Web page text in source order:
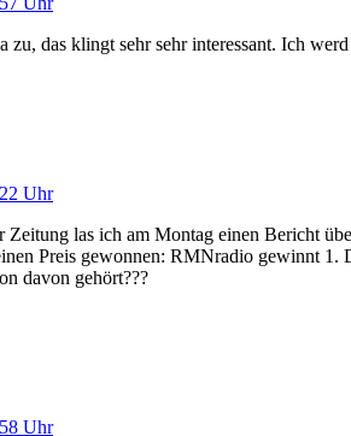
zu, das klingt sehr sehr interessant. Ich
Uhr
Zeitung las ich am Montag einen Bericht
Preis gewonnen: RMNradio gewinnt
davon gehört???
Uhr